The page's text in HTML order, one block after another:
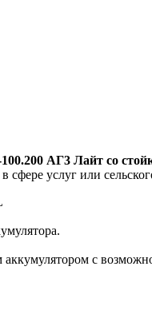
АГ3 Лайт со
услуг или
с